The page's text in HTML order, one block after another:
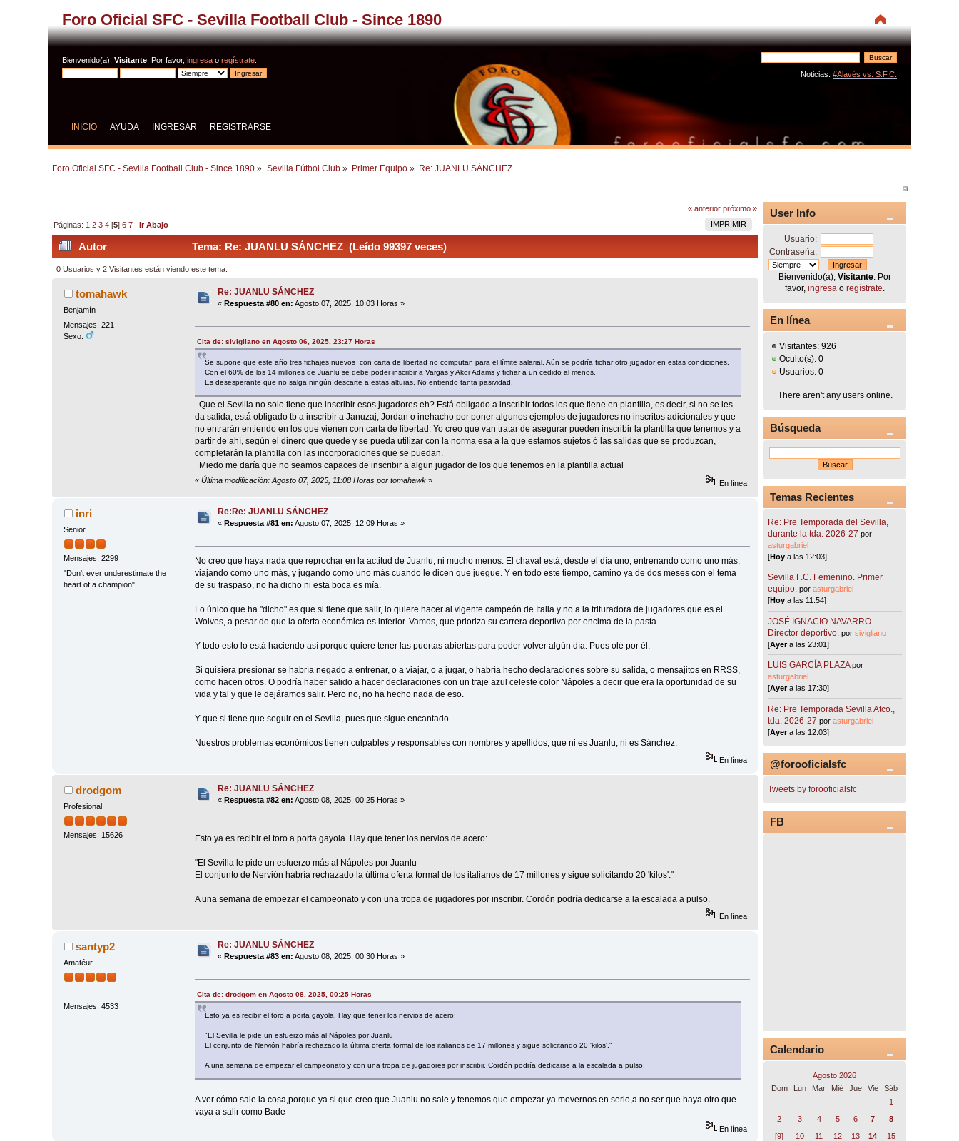
Foro Oficial SFC - Sevilla Football Club - Since 1890
Bienvenido(a),Visitante . Por favor,ingresa oregístrate
Noticias: #Alavés vs. S.F.C.
INICIO AYUDA INGRESAR REGISTRARSE
Foro Oficial SFC - Sevilla Football Club - Since 1890 » Sevilla Fútbol Club» Primer Equipo» Re: JUANLU SÁNCHEZ
« anterior próximo »
IMPRIMIR
Páginas: 1 2 3 4 [5]6 7 Ir Abajo
Autor Tema: Re: JUANLU SÁNCHEZ (Leído 99397 veces)
0 Usuarios y 2 Visitantes están viendo este tema.
tomahawk
Benjamín
Mensajes: 221
Sexo:
Re: JUANLU SÁNCHEZ
«Respuesta #80 en: Agosto 07, 2025, 10:03 Horas »
Cita de: sivigliano en Agosto 06, 2025, 23:27 Horas
Se supone que este año tres fichajes nuevos con carta de libertad no computan para el límite salarial. Aún se podría fichar otro jugador en estas condiciones.
Con el 60% de los 14 millones de Juanlu se debe poder inscribir a Vargas y Akor Adams y fichar a un cedido al menos.
Es desesperante que no salga ningún descarte a estas alturas. No entiendo tanta pasividad.
Que el Sevilla no solo tiene que inscribir esos jugadores eh? Está obligado a inscribir todos los que tiene.en plantilla, es decir, si no se les
da salida, está obligado tb a inscribir a Januzaj, Jordan o inehacho por poner algunos ejemplos de jugadores no inscritos adicionales y que
no entrarán entiendo en los que vienen con carta de libertad. Yo creo que van tratar de asegurar pueden inscribir la plantilla que tenemos y a
partir de ahí, según el dinero que quede y se pueda utilizar con la norma esa a la que estamos sujetos ó las salidas que se produzcan,
completarán la plantilla con las incorporaciones que se puedan.
Miedo me daría que no seamos capaces de inscribir a algun jugador de los que tenemos en la plantilla actual
« Última modificación: Agosto 07, 2025, 11:08 Horas por tomahawk» En línea
inri
Senior
Mensajes: 2299
"Don't ever underestimate the
heart of a champion"
Re:Re: JUANLU SÁNCHEZ
«Respuesta #81 en: Agosto 07, 2025, 12:09 Horas »
No creo que haya nada que reprochar en la actitud de Juanlu, ni mucho menos. El chaval está, desde el día uno, entrenando como uno más,
viajando como uno más, y jugando como uno más cuando le dicen que juegue. Y en todo este tiempo, camino ya de dos meses con el tema
de su traspaso, no ha dicho ni esta boca es mía.
Lo único que ha "dicho" es que si tiene que salir, lo quiere hacer al vigente campeón de Italia y no a la trituradora de jugadores que es el
Wolves, a pesar de que la oferta económica es inferior. Vamos, que prioriza su carrera deportiva por encima de la pasta.
Y todo esto lo está haciendo así porque quiere tener las puertas abiertas para poder volver algún día. Pues olé por él.
Si quisiera presionar se habría negado a entrenar, o a viajar, o a jugar, o habría hecho declaraciones sobre su salida, o mensajitos en RRSS,
como hacen otros. O podría haber salido a hacer declaraciones con un traje azul celeste color Nápoles a decir que era la oportunidad de su
vida y tal y que le dejáramos salir. Pero no, no ha hecho nada de eso.
Y que si tiene que seguir en el Sevilla, pues que sigue encantado.
Nuestros problemas económicos tienen culpables y responsables con nombres y apellidos, que ni es Juanlu, ni es Sánchez.
En línea
drodgom
Profesional
Mensajes: 15626
Re: JUANLU SÁNCHEZ
« Respuesta #82 en: Agosto 08, 2025, 00:25 Horas »
Esto ya es recibir el toro a porta gayola. Hay que tener los nervios de acero:
"El Sevilla le pide un esfuerzo más al Nápoles por Juanlu
El conjunto de Nervión habría rechazado la última oferta formal de los italianos de 17 millones y sigue solicitando 20 'kilos'."
A una semana de empezar el campeonato y con una tropa de jugadores por inscribir. Cordón podría dedicarse a la escalada a pulso.
En línea
santyp2
Amatéur
Mensajes: 4533
Re: JUANLU SÁNCHEZ
«Respuesta #83 en: Agosto 08, 2025, 00:30 Horas »
Cita de: drodgom en Agosto 08, 2025, 00:25 Horas
Esto ya es recibir el toro a porta gayola. Hay que tener los nervios de acero:
"El Sevilla le pide un esfuerzo más al Nápoles por Juanlu
El conjunto de Nervión habría rechazado la última oferta formal de los italianos de 17 millones y sigue solicitando 20 'kilos'."
A una semana de empezar el campeonato y con una tropa de jugadores por inscribir. Cordón podría dedicarse a la escalada a pulso.
A ver cómo sale la cosa,porque ya si que creo que Juanlu no sale y tenemos que empezar ya movernos en serio,a no ser que haya otro que
vaya a salir como Bade
En línea
User Info
Usuario:
Contraseña:
Bienvenido(a),Visitante . Por
favor,ingresa oregístrate
En línea
Visitantes: 926
Oculto(s): 0
Usuarios: 0
There aren't any users online.
Búsqueda
Temas Recientes
Re: Pre Temporada del Sevilla,
durante la tda. 2026-27 por
asturgabriel
[Hoy a las 12:03]
Sevilla F.C. Femenino. Primer
equipo. porasturgabriel
[Hoy a las 11:54]
JOSÉ IGNACIO NAVARRO.
Director deportivo. porsivigliano
[Ayera las 23:01]
LUIS GARCÍA PLAZA por
asturgabriel
[Ayera las 17:30]
Re: Pre Temporada Sevilla Atco.,
tda. 2026-27 porasturgabriel
[Ayera las 12:03]
@forooficialsfc
Tweets by forooficialsfc
FB
Calendario
Agosto 2026
Dom
Lun Mar Mié Jue Vie
Sáb
1
2
3 4 5 6 7
8
[9]
10 11 12 13 14
15